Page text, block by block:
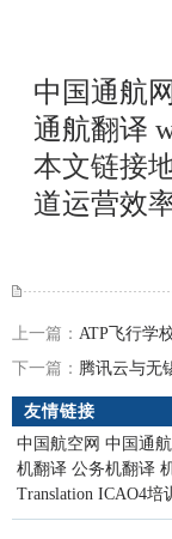
中国通航网
通航翻译
本文链接
道运营效
上一篇： ATP飞行学
下一篇： 腾讯云与无
友情链接
中国航空网 中国通航
机翻译 公务机翻译
Translation ICAO4培